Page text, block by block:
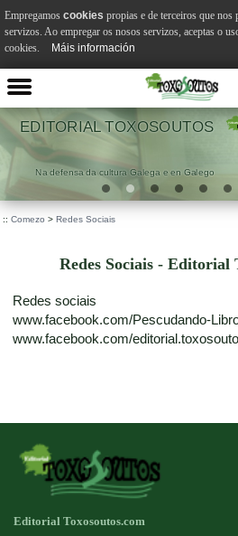
Galego
:: Comezo > Redes Sociais
Redes Sociais - Editorial
Redes sociais
www.facebook.com/Pescudando-
www.facebook.com/
Editorial Toxosoutos.com
Empregamos cookies propias e de terceiros que nos
servizos. Ao empregar os nosos servizos, aceptas o
cookies.
Máis información